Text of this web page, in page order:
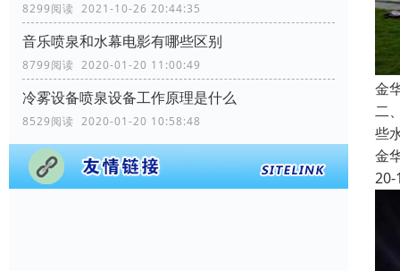
8299阅读 2021-10-26 20:44:35
音乐喷泉和水幕电影有哪些区别
8799阅读 2020-01-20 11:00:49
冷雾设备喷泉设备工作原理是什么
8529阅读 2020-01-20 10:58:48
金
二
些
金
20-